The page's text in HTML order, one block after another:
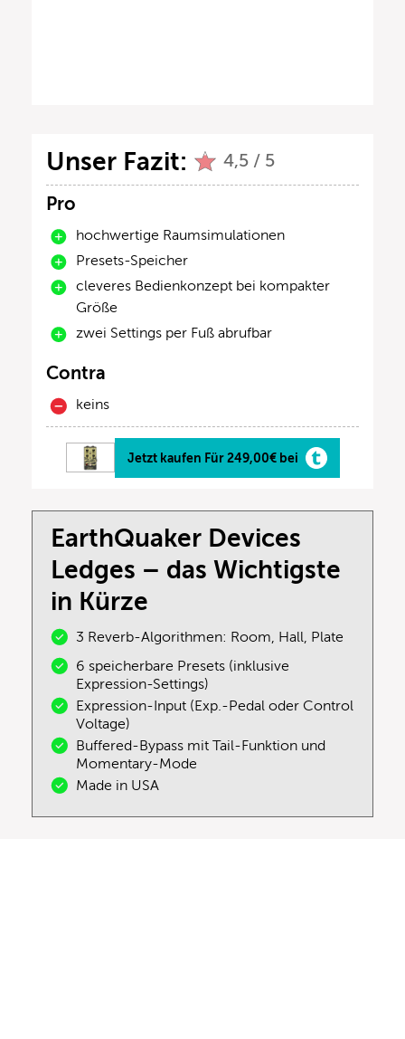
Unser Fazit: 4,5 / 5
Pro
hochwertige Raumsimulationen
Presets-Speicher
cleveres Bedienkonzept bei kompakter
Größe
zwei Settings per Fuß abrufbar
Contra
keins
Jetzt kaufen Für 249,00€ bei
EarthQuaker Devices
Ledges – das Wichtigste
in Kürze
3 Reverb-Algorithmen: Room, Hall, Plate
6 speicherbare Presets (inklusive
Expression-Settings)
Expression-Input (Exp.-Pedal oder Control
Voltage)
Buffered-Bypass mit Tail-Funktion und
Momentary-Mode
Made in USA